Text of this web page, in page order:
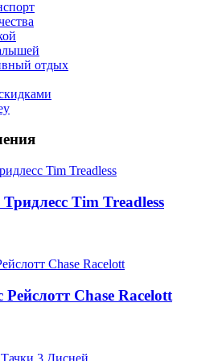
отдых
Tim Treadless
Chase Racelott